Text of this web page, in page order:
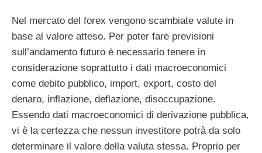
Nel mercato del forex vengono scambiate valute in
base al valore atteso. Per poter fare previsioni
sull’andamento futuro è necessario tenere in
considerazione soprattutto i dati macroeconomici
come debito pubblico, import, export, costo del
denaro, inflazione, deflazione, disoccupazione.
Essendo dati macroeconomici di derivazione pubblica,
vi è la certezza che nessun investitore potrà da solo
determinare il valore della valuta stessa. Proprio per